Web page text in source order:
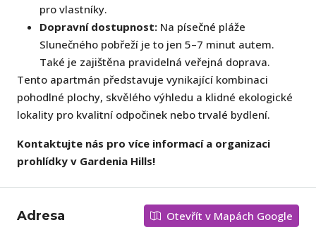
pro vlastníky.
Dopravní dostupnost: Na písečné pláže
Slunečného pobřeží je to jen 5–7 minut autem.
Také je zajištěna pravidelná veřejná doprava.
Tento apartmán představuje vynikající kombinaci
pohodlné plochy, skvělého výhledu a klidné ekologické
lokality pro kvalitní odpočinek nebo trvalé bydlení.
Kontaktujte nás pro více informací a organizaci
prohlídky v Gardenia Hills!
Adresa Otevřít v Mapách Google